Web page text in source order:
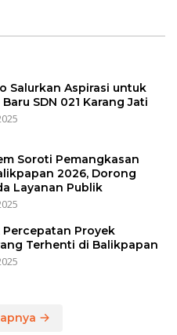
Salurkan Aspirasi untuk
SDN 021 Karang Jati
Soroti Pemangkasan
2026, Dorong
Layanan Publik
Percepatan Proyek
Terhenti di Balikpapan